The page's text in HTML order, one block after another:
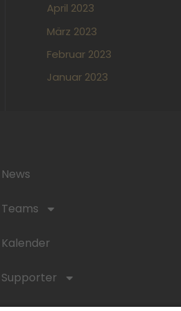
April 2023
März 2023
Februar 2023
Januar 2023
News
Teams
Kalender
Supporter